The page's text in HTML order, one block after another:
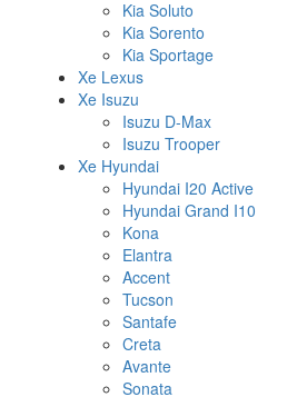
Kia Soluto
Kia Sorento
Kia Sportage
Xe Lexus
Xe Isuzu
Isuzu D-Max
Isuzu Trooper
Xe Hyundai
Hyundai I20 Active
Hyundai Grand I10
Kona
Elantra
Accent
Tucson
Santafe
Creta
Avante
Sonata